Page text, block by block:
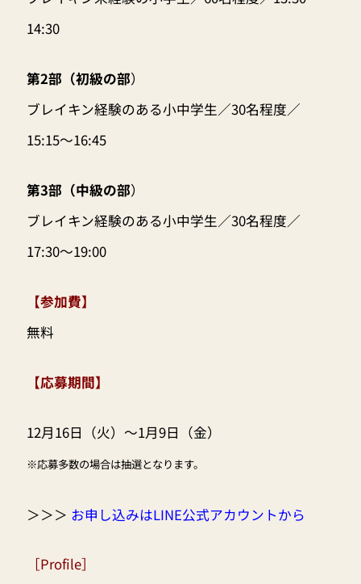
14:30
第2部（初級の部）
ブレイキン経験のある小中学生／30名程度／
15:15〜16:45
第3部（中級の部）
ブレイキン経験のある小中学生／30名程度／
17:30〜19:00
【参加費】
無料
【応募期間】
12月16日（火）〜1月9日（金）
※応募多数の場合は抽選となります。
＞＞＞ お申し込みはLINE公式アカウントから
［Profile］